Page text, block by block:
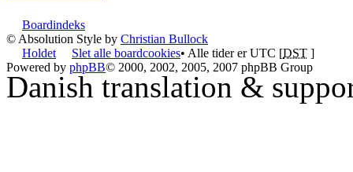
Boardindeks
© Absolution Style by Christian Bullock
Holdet
Slet alle boardcookies• Alle tider er UTC [DST ]
Powered by phpBB© 2000, 2002, 2005, 2007 phpBB Group
Danish translation &